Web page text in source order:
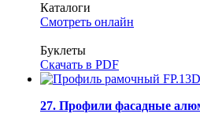
Каталоги
Смотреть онлайн
Буклеты
Скачать в PDF
27. Профили фасадные